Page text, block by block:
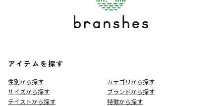
アイテムを探す
性別から探す
カテゴリから探す
サイズから探す
ブランドから探す
テイストから探す
特徴から探す